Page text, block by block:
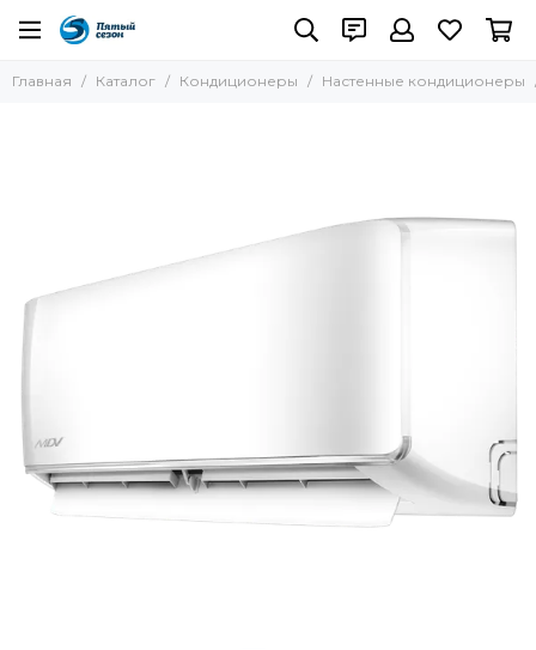
Кондиционеры
Потолочные кондиционеры
Пульты управления
Главная Каталог Кондиционеры Настенные кондиционеры